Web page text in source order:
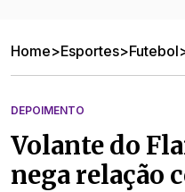
Home>Esportes>Futebol
DEPOIMENTO
Volante do
nega relação